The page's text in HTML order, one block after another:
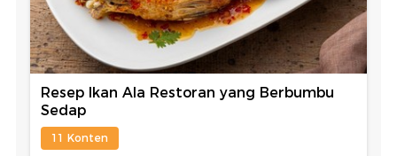
Resep Ikan Ala Restoran yang Berbumbu
Sedap
11 Konten